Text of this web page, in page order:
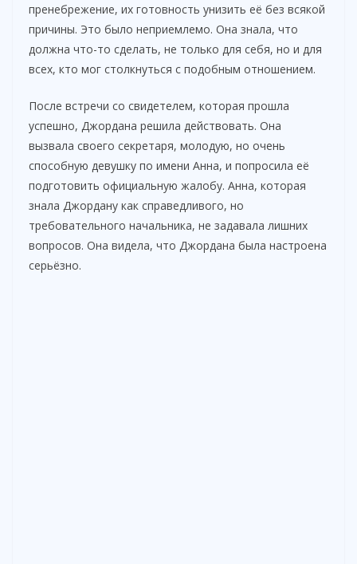
пренебрежение, их готовность унизить её без всякой
причины. Это было неприемлемо. Она знала, что
должна что-то сделать, не только для себя, но и для
всех, кто мог столкнуться с подобным отношением.
После встречи со свидетелем, которая прошла
успешно, Джордана решила действовать. Она
вызвала своего секретаря, молодую, но очень
способную девушку по имени Анна, и попросила её
подготовить официальную жалобу. Анна, которая
знала Джордану как справедливого, но
требовательного начальника, не задавала лишних
вопросов. Она видела, что Джордана была настроена
серьёзно.